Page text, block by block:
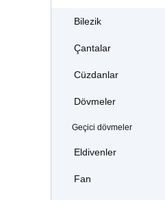
Bilezik
Çantalar
Cüzdanlar
Dövmeler
Geçici dövmeler
Eldivenler
Fan